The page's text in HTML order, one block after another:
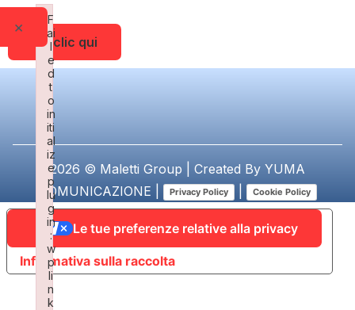
Fai clic qui
2026 © Maletti Group | Created By YUMA
COMUNICAZIONE
Privacy Policy Cookie Policy
Informativa sulla raccolta
Le tue preferenze relative alla privacy
F
ai
l
e
d
t
o
in
iti
al
iz
e
p
lu
g
in
:
w
p
li
n
k
×